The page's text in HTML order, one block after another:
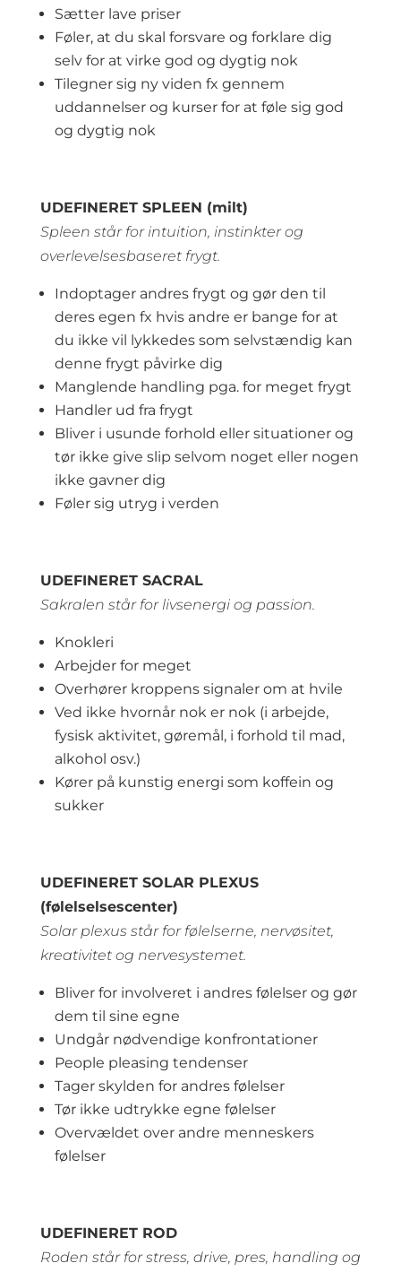
Sætter lave priser
Føler, at du skal forsvare og forklare dig
selv for at virke god og dygtig nok
Tilegner sig ny viden fx gennem
uddannelser og kurser for at føle sig god
og dygtig nok
UDEFINERET SPLEEN (milt)
Spleen står for intuition, instinkter og
overlevelsesbaseret frygt.
Indoptager andres frygt og gør den til
deres egen fx hvis andre er bange for at
du ikke vil lykkedes som selvstændig kan
denne frygt påvirke dig
Manglende handling pga. for meget frygt
Handler ud fra frygt
Bliver i usunde forhold eller situationer og
tør ikke give slip selvom noget eller nogen
ikke gavner dig
Føler sig utryg i verden
UDEFINERET SACRAL
Sakralen står for livsenergi og passion.
Knokleri
Arbejder for meget
Overhører kroppens signaler om at hvile
Ved ikke hvornår nok er nok (i arbejde,
fysisk aktivitet, gøremål, i forhold til mad,
alkohol osv.)
Kører på kunstig energi som koffein og
sukker
UDEFINERET SOLAR PLEXUS
(følelselsescenter)
Solar plexus står for følelserne, nervøsitet,
kreativitet og nervesystemet.
Bliver for involveret i andres følelser og gør
dem til sine egne
Undgår nødvendige konfrontationer
People pleasing tendenser
Tager skylden for andres følelser
Tør ikke udtrykke egne følelser
Overvældet over andre menneskers
følelser
UDEFINERET ROD
Roden står for stress, drive, pres, handling og